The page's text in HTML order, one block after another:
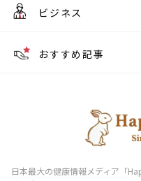
ビジネス
おすすめ記事